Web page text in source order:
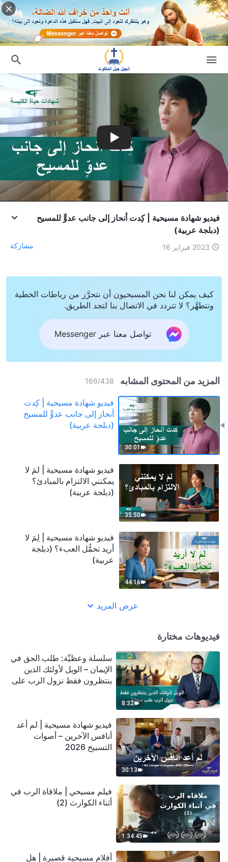
فيديو شهادة مسيحية | كِدت أنحاز إلى جانب عدوٍّ للمسيح
(دبلجة عربية)
2023 فبراير 16 مشاركة
كيف يمكن لنا نحن المسيحيون أن نتحرَّر من رباطات الخطية
ونتطهَّر؟ لا تتردد في الاتصال بنا لتجد الطريق.
تواصل معنا عبر Messenger
المزيد من المحتوى المشابه 166/438
30:01
فيديو شهادة مسيحية | كِدت
أنحاز إلى جانب عدوٍّ للمسيح
(دبلجة عربية)
35:50
فيديو شهادة مسيحية | لمَ لا
يمكنني الالتزام بالمبادئ؟
(دبلجة عربية)
44:16
فيديو شهادة مسيحية | لِمَ لا
أريد تحمُّل العبء؟ (دبلجة
عربية)
عرض المزيد
فيديوهات مختارة
8:32
سلسلة وعظيِّة: طلب الحق في
الإيمان – الويل لأولئك الذين
ينتظرون فقط نزول الرب على
30:13
فيديو شهادة مسيحية | لم أعد
أنافس الآخرين – أصوات
التسبيح 2026
1:34:45
فيلم مسيحي | ملاقاة الرب في
أثناء الكوارث (2)
أفلام مسيحية قصيرة | هل